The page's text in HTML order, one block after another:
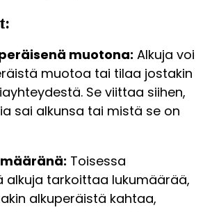
muotona: Alkuja voi
muotoa tai tilaa jostakin
Se viittaa siihen,
sai alkunsa tai mistä se on
Toisessa
alkuja tarkoittaa lukumäärää,
alkuperäistä kahtaa,